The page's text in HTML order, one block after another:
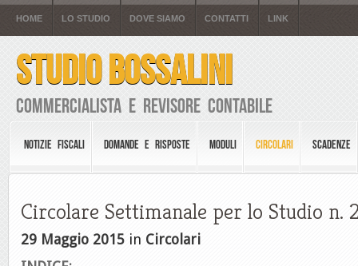
HOME LO STUDIO DOVE SIAMO CONTATTI LINK
STUDIO BOSSALINI
Commercialista e Revisore Contabile
NOTIZIE FISCALI DOMANDE E RISPOSTE MODULI CIRCOLARI SCADENZE
Circolare Settimanale per lo Studio n.
29 Maggio 2015 in Circolari